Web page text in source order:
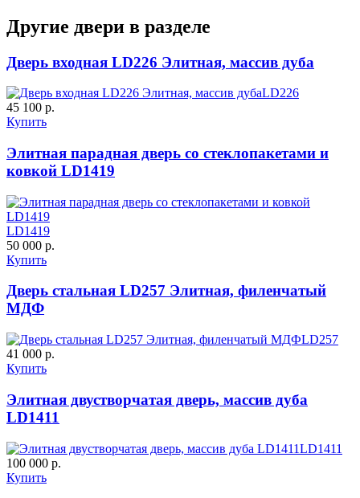
Другие двери в разделе
Дверь входная LD226 Элитная, массив дуба
LD226
45 100 р.
Купить
Элитная парадная дверь со стеклопакетами и
ковкой LD1419
LD1419
50 000 р.
Купить
Дверь стальная LD257 Элитная, филенчатый
МДФ
LD257
41 000 р.
Купить
Элитная двустворчатая дверь, массив дуба
LD1411
LD1411
100 000 р.
Купить